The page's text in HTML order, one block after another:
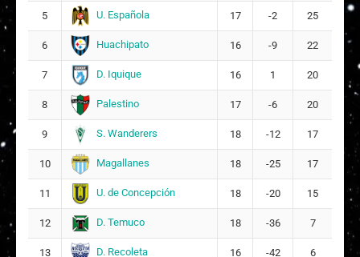
Ana Gabriela Gutiérrez Díaz
Francisca Jemima López Campusano
5
Génesis Anaís Riveros Marín
5 U. Española 17 -2 25
6 Huachipato 16 -9 22
7 D. Iquique 16 1 20
8 Palestino 17 -6 20
9 S. Wanderers 18 -12 17
10 Magallanes 18 -25 17
11 U. de Concepción 18 -20 15
12 D. Temuco 18 -36 7
13 D. Recoleta 16 -42 6